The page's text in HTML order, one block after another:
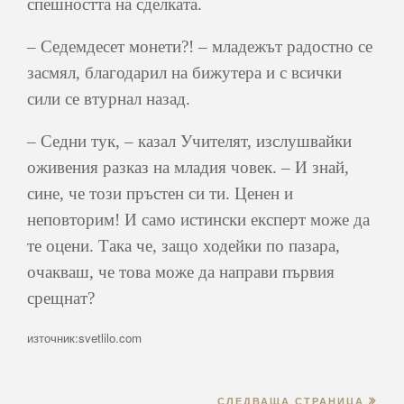
спешността на сделката.
– Седемдесет монети?! – младежът радостно се
засмял, благодарил на бижутера и с всички
сили се втурнал назад.
– Седни тук, – казал Учителят, изслушвайки
оживения разказ на младия човек. – И знай,
сине, че този пръстен си ти. Ценен и
неповторим! И само истински експерт може да
те оцени. Така че, защо ходейки по пазара,
очакваш, че това може да направи първия
срещнат?
източник:svetlilo.com
СЛЕДВАЩА СТРАНИЦА